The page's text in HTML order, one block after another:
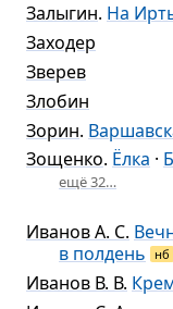
Залыгин. На
Заходер
Зверев
Злобин
Зорин.
Зощенко. Ёлка ·
ещё 32…
Иванов А. С.
в полдень
нб
Иванов В. В.